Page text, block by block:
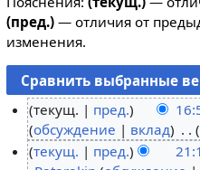
(пред.)— отличия от
изменения.
4
текущ. пред.
обсуждение
вклад
Нтекущ. пред.